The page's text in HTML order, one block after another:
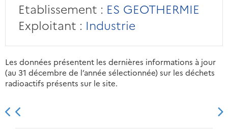
Etablissement : ES GEOTHERMIE
Exploitant : Industrie
Les données présentent les dernières informations à jour
(au 31 décembre de l’année sélectionnée) sur les déchets
radioactifs présents sur le site.